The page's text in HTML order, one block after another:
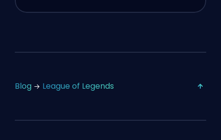
Blog League of Legends